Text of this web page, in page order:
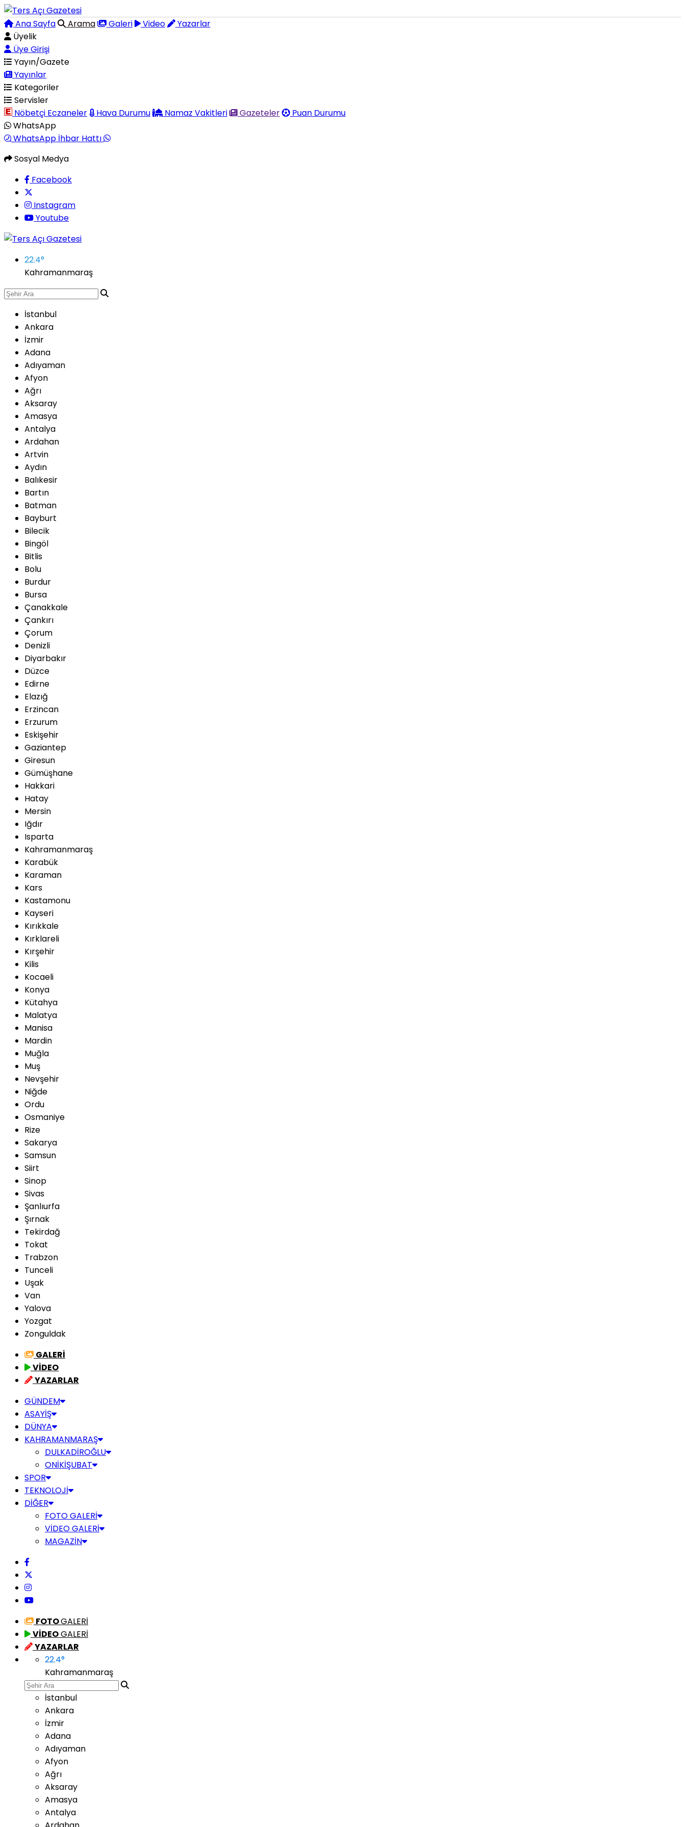
Ana Sayfa Arama Galeri Video
Yazarlar
Üyelik
Üye Girişi
Yayın/Gazete
Yayınlar
Kategoriler
Servisler
Nöbetçi Eczaneler
Hava Durumu Namaz Vakitleri Gazeteler
Puan Durumu
WhatsApp
WhatsApp İhbar Hattı
Sosyal Medya
Facebook
Instagram
Youtube
22.4°
Kahramanmaraş
İstanbul
Ankara
İzmir
Adana
Adıyaman
Afyon
Ağrı
Aksaray
Amasya
Antalya
Ardahan
Artvin
Aydın
Balıkesir
Bartın
Batman
Bayburt
Bilecik
Bingöl
Bitlis
Bolu
Burdur
Bursa
Çanakkale
Çankırı
Çorum
Denizli
Diyarbakır
Düzce
Edirne
Elazığ
Erzincan
Erzurum
Eskişehir
Gaziantep
Giresun
Gümüşhane
Hakkari
Hatay
Mersin
Iğdır
Isparta
Kahramanmaraş
Karabük
Karaman
Kars
Kastamonu
Kayseri
Kırıkkale
Kırklareli
Kırşehir
Kilis
Kocaeli
Konya
Kütahya
Malatya
Manisa
Mardin
Muğla
Muş
Nevşehir
Niğde
Ordu
Osmaniye
Rize
Sakarya
Samsun
Siirt
Sinop
Sivas
Şanlıurfa
Şırnak
Tekirdağ
Tokat
Trabzon
Tunceli
Uşak
Van
Yalova
Yozgat
Zonguldak
GALERİ
VİDEO
YAZARLAR
GÜNDEM
ASAYİŞ
DÜNYA
KAHRAMANMARAŞ
DULKADİROĞLU
ONİKİŞUBAT
SPOR
TEKNOLOJİ
DİĞER
FOTO GALERİ
VİDEO GALERİ
MAGAZİN
FOTOGALERİ
VİDEOGALERİ
YAZARLAR
22.4°
Kahramanmaraş
İstanbul
Ankara
İzmir
Adana
Adıyaman
Afyon
Ağrı
Aksaray
Amasya
Antalya